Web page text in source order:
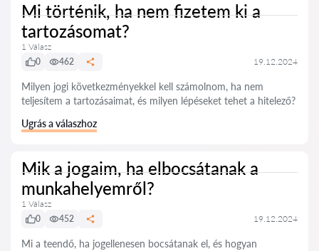
Mi történik, ha nem fizetem ki a
tartozásomat?
1 Válasz
0
462 19.12.2024
Milyen jogi következményekkel kell számolnom, ha nem
teljesítem a tartozásaimat, és milyen lépéseket tehet a hitelező?
Ugrás a válaszhoz
Mik a jogaim, ha elbocsátanak a
munkahelyemről?
1 Válasz
0
452 19.12.2024
Mi a teendő, ha jogellenesen bocsátanak el, és hogyan